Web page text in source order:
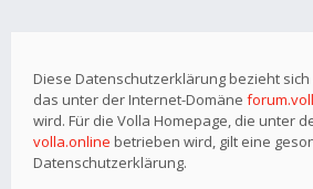
Diese Datenschutzerklärung bezieht
das unter der Internet-Domäne
wird. Für die Volla Homepage, die unter
volla.online betrieben wird, gilt eine
Datenschutzerklärung.